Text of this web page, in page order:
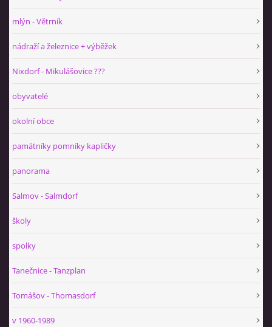
mlýn - Větrník
nádraží a železnice + výběžek
Nixdorf - Mikulášovice ???
obyvatelé
okolní obce
památníky pomníky kapličky
panorama
Salmov - Salmdorf
školy
spolky
Tanečnice - Tanzplan
Tomášov - Thomasdorf
v 1960-1989